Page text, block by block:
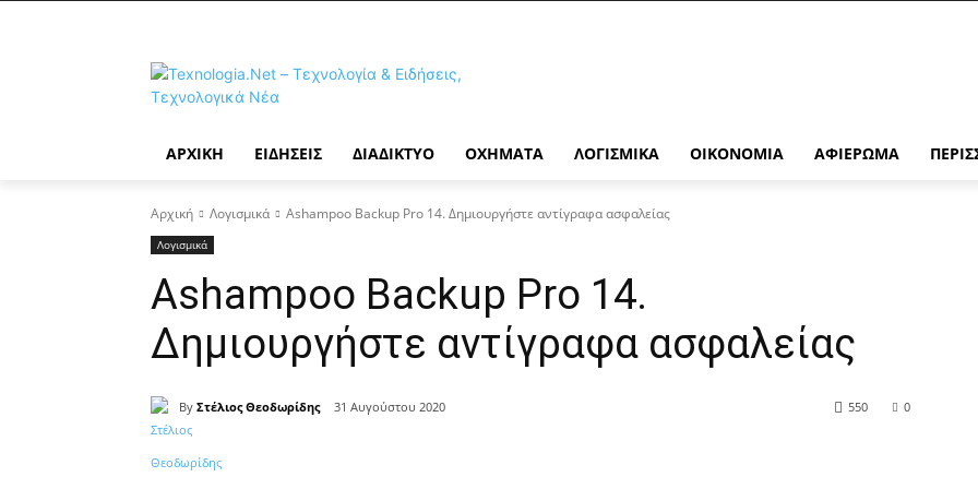
ΑΡΧΙΚΉ ΕΙΔΉΣΕΙΣ ΔΙΑΔΊΚΤΥΟ ΟΧΉΜΑΤΑ ΛΟΓΙΣΜΙΚΆ ΟΙΚΟΝΟΜΊΑ ΑΦΙΈΡΩΜΑ
Αρχική Λογισμικά Ashampoo Backup Pro 14. Δημιουργήστε αντίγραφα ασφαλείας
Λογισμικά
Ashampoo Backup Pro 14.
Δημιουργήστε αντίγραφα ασφαλείας
By Στέλιος Θεοδωρίδης 31 Αυγούστου 2020 0
550
Κοινοποίηση